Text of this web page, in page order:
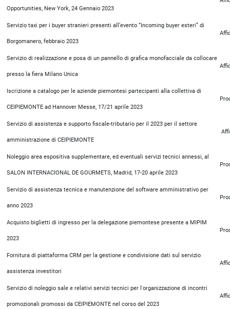
Opportunities, New York, 24 Gennaio 2023
Servizio taxi per i buyer stranieri presenti all’evento “Incoming buyer esteri” di
Borgomanero, febbraio 2023
Servizio di realizzazione e posa di un pannello di grafica monofacciale da collocare
presso la fiera Milano Unica
Iscrizione a catalogo per le aziende piemontesi partecipanti alla collettiva di
CEIPIEMONTE ad Hannover Messe, 17/21 aprile 2023
Servizio di assistenza e supporto fiscale-tributario per il 2023 per il settore
amministrazione di CEIPIEMONTE
Noleggio area espositiva supplementare, ed eventuali servizi tecnici annessi, al
SALON INTERNACIONAL DE GOURMETS, Madrid, 17-20 aprile 2023
Servizio di assistenza tecnica e manutenzione del software amministrativo per
anno 2023
Acquisto biglietti di ingresso per la delegazione piemontese presente a MIPIM
2023
Fornitura di piattaforma CRM per la gestione e condivisione dati sul servizio
assistenza investitori
Servizio di noleggio sale e relativi servizi tecnici per l'organizzazione di incontri
promozionali promossi da CEIPIEMONTE nel corso del 2023